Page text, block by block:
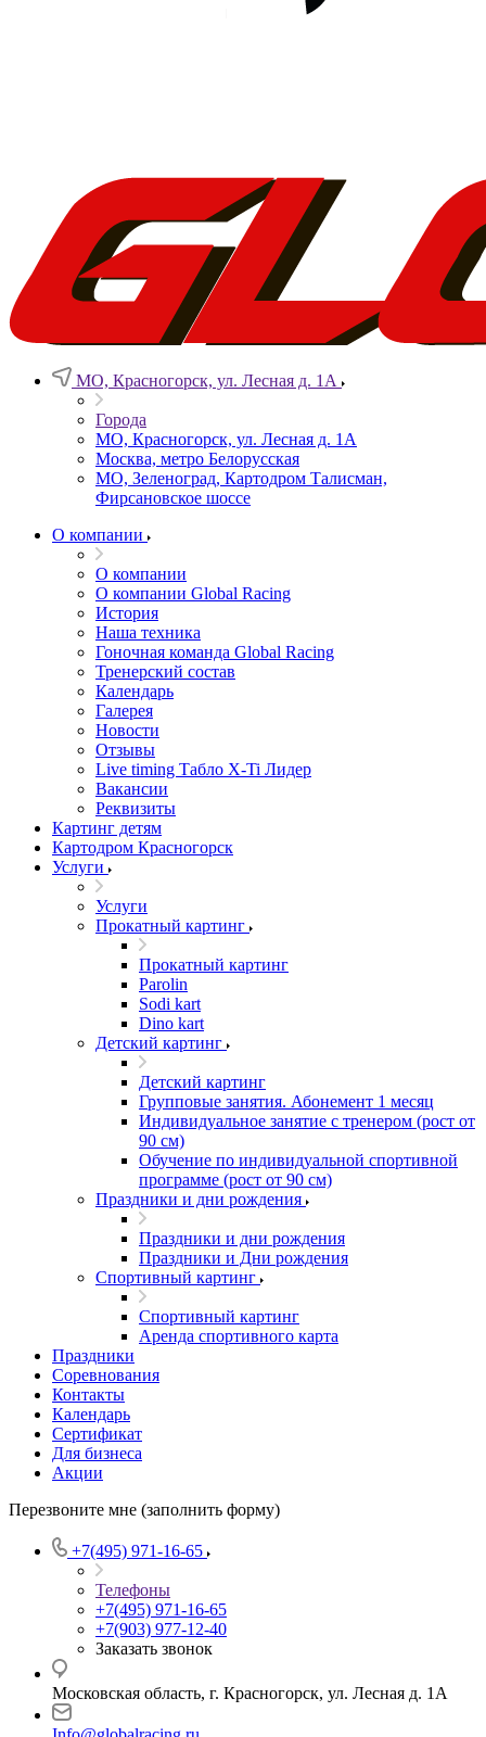
МО, Красногорск, ул. Лесная д. 1А
Города
МО, Красногорск, ул. Лесная д. 1А
Москва, метро Белорусская
МО, Зеленоград, Картодром Талисман,
Фирсановское шоссе
О компании
О компании
О компании Global Racing
История
Наша техника
Гоночная команда Global Racing
Тренерский состав
Календарь
Галерея
Новости
Отзывы
Live timing Табло X-Ti Лидер
Вакансии
Реквизиты
Картинг детям
Картодром Красногорск
Услуги
Услуги
Прокатный картинг
Прокатный картинг
Parolin
Sodi kart
Dino kart
Детский картинг
Детский картинг
Групповые занятия. Абонемент 1 месяц
Индивидуальное занятие с тренером (рост от
90 см)
Обучение по индивидуальной спортивной
программе (рост от 90 см)
Праздники и дни рождения
Праздники и дни рождения
Праздники и Дни рождения
Спортивный картинг
Спортивный картинг
Аренда спортивного карта
Праздники
Соревнования
Контакты
Календарь
Сертификат
Для бизнеса
Акции
Перезвоните мне (заполнить форму)
+7(495) 971-16-65
Телефоны
+7(495) 971-16-65
+7(903) 977-12-40
Заказать звонок
Московская область, г. Красногорск, ул. Лесная д. 1А